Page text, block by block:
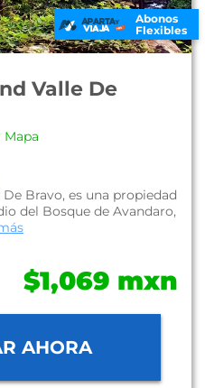
Abonos
Flexibles
Valle De
Mapa
Bravo, es una propiedad
del Bosque de Avandaro,
$1,069 mxn
AHORA